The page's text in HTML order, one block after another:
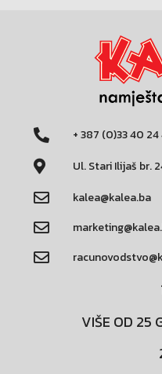
+ 387 (0)33 40 24
Ul. Stari Ilijaš br.
kalea@kalea.ba
VIŠE OD 25